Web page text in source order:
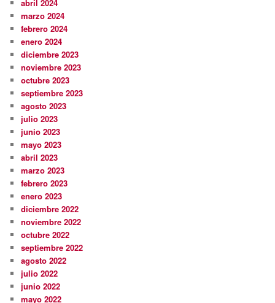
abril 2024
marzo 2024
febrero 2024
enero 2024
diciembre 2023
noviembre 2023
octubre 2023
septiembre 2023
agosto 2023
julio 2023
junio 2023
mayo 2023
abril 2023
marzo 2023
febrero 2023
enero 2023
diciembre 2022
noviembre 2022
octubre 2022
septiembre 2022
agosto 2022
julio 2022
junio 2022
mayo 2022